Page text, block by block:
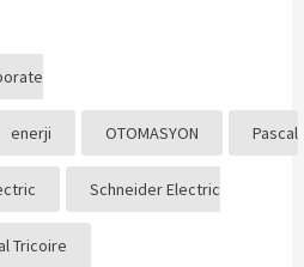
enerji OTOMASYON Pascal
Schneider Electric
Tricoire